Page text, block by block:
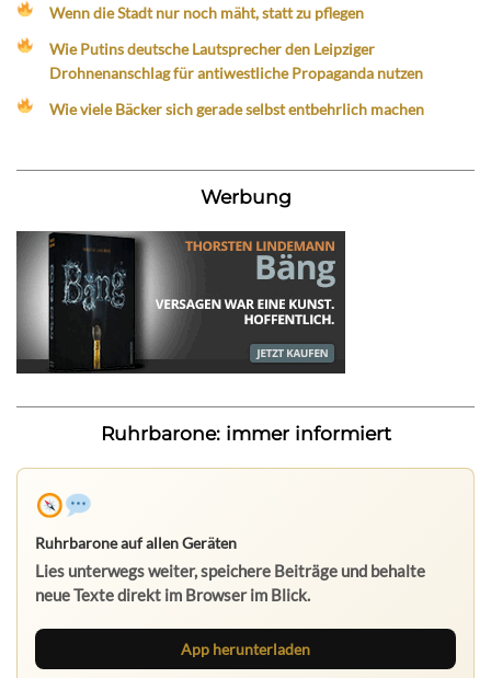
Wenn die Stadt nur noch mäht, statt zu pflegen
Wie Putins deutsche Lautsprecher den Leipziger
Drohnenanschlag für antiwestliche Propaganda nutzen
Wie viele Bäcker sich gerade selbst entbehrlich machen
Werbung
Ruhrbarone: immer informiert
Ruhrbarone auf allen Geräten
Lies unterwegs weiter, speichere Beiträge und behalte
neue Texte direkt im Browser im Blick.
App herunterladen